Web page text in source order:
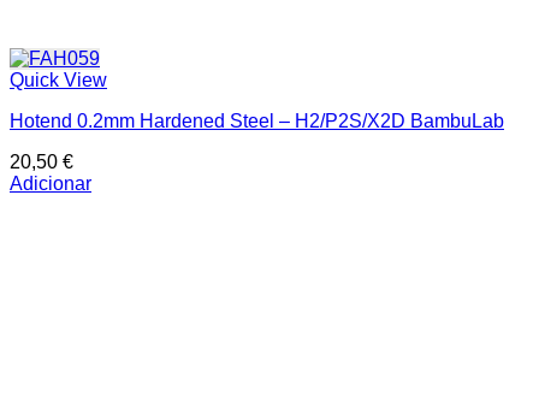
Quick View
Hotend 0.2mm Hardened Steel – H2/P2S/X2D BambuLab
20,50 €
Adicionar